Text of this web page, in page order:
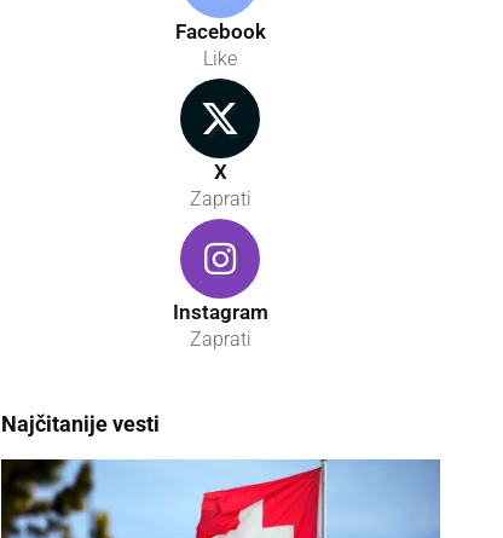
Facebook
Like
X
Zaprati
Instagram
Zaprati
Najčitanije vesti